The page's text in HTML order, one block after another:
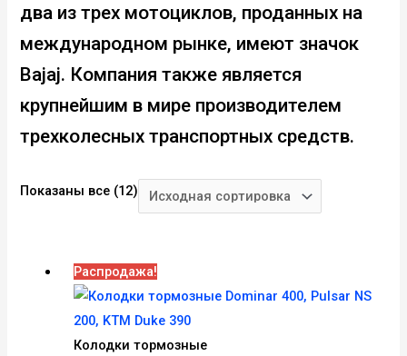
два из трех мотоциклов, проданных на
международном рынке, имеют значок
Bajaj. Компания также является
крупнейшим в мире производителем
трехколесных транспортных средств.
Показаны все (12)
Распродажа!
Колодки тормозные